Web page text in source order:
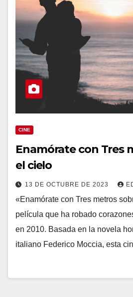
CINE
Enamórate con Tres
el cielo
13 DE OCTUBRE DE 2023
«Enamórate con Tres metros
película que ha robado
en 2010. Basada en la novela
italiano Federico Moccia, esta